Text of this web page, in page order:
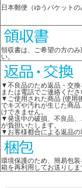
日本郵便（ゆうパケットの
領収書は、ご希望の方の
い。
▼不良品のため返品・交
または電話でご連絡くださ
▼ご使用された商品 (使用
でキズや汚れが生じた商
けできません。
▼発送中の破損、不良品
が負担いたします。
▼お客様都合による返品の
環境保護のため、簡易包
箱を再利用してお送りしま